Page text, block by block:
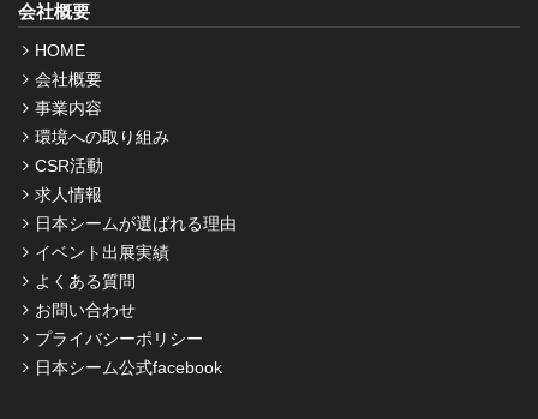
会社概要
HOME
会社概要
事業内容
環境への取り組み
CSR活動
求人情報
日本シームが選ばれる理由
イベント出展実績
よくある質問
お問い合わせ
プライバシーポリシー
日本シーム公式facebook